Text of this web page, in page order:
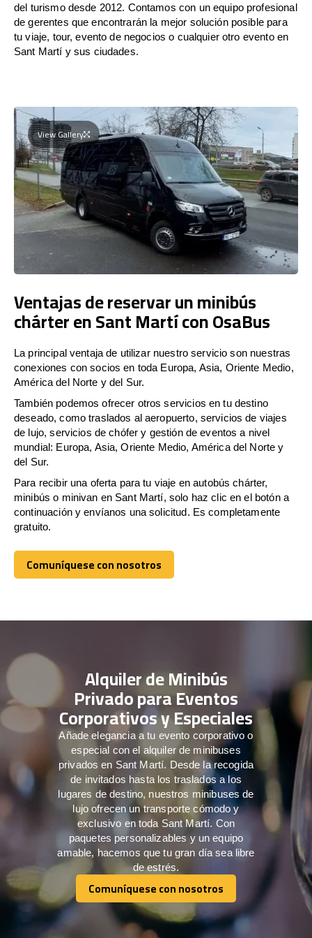
del turismo desde 2012. Contamos con un equipo profesional
de gerentes que encontrarán la mejor solución posible para
tu viaje, tour, evento de negocios o cualquier otro evento en
Sant Martí y sus ciudades.
View Gallery
Ventajas de reservar un minibús
chárter en Sant Martí con OsaBus
La principal ventaja de utilizar nuestro servicio son nuestras
conexiones con socios en toda Europa, Asia, Oriente Medio,
América del Norte y del Sur.
También podemos ofrecer otros servicios en tu destino
deseado, como traslados al aeropuerto, servicios de viajes
de lujo, servicios de chófer y gestión de eventos a nivel
mundial: Europa, Asia, Oriente Medio, América del Norte y
del Sur.
Para recibir una oferta para tu viaje en autobús chárter,
minibús o minivan en Sant Martí, solo haz clic en el botón a
continuación y envíanos una solicitud. Es completamente
gratuito.
Comuníquese con nosotros
Comuníquese con nosotros
Alquiler de Minibús
Privado para Eventos
Corporativos y Especiales
Añade elegancia a tu evento corporativo o
especial con el alquiler de minibuses
privados en Sant Martí. Desde la recogida
de invitados hasta los traslados a los
lugares de destino, nuestros minibuses de
lujo ofrecen un transporte cómodo y
exclusivo en toda Sant Martí. Con
paquetes personalizables y un equipo
amable, hacemos que tu gran día sea libre
de estrés.
Comuníquese con nosotros
Comuníquese con nosotros